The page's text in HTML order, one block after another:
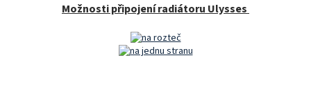
Možnosti připojení radiátoru Ulysses